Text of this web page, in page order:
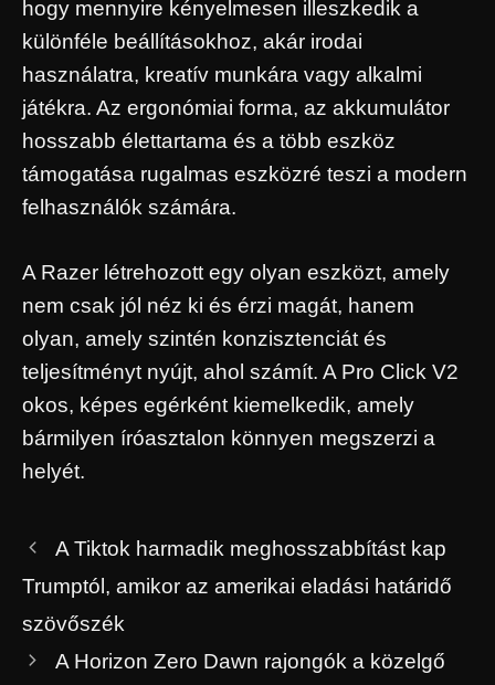
hogy mennyire kényelmesen illeszkedik a
különféle beállításokhoz, akár irodai
használatra, kreatív munkára vagy alkalmi
játékra. Az ergonómiai forma, az akkumulátor
hosszabb élettartama és a több eszköz
támogatása rugalmas eszközré teszi a modern
felhasználók számára.
A Razer létrehozott egy olyan eszközt, amely
nem csak jól néz ki és érzi magát, hanem
olyan, amely szintén konzisztenciát és
teljesítményt nyújt, ahol számít. A Pro Click V2
okos, képes egérként kiemelkedik, amely
bármilyen íróasztalon könnyen megszerzi a
helyét.
A Tiktok harmadik meghosszabbítást kap
Trumptól, amikor az amerikai eladási határidő
szövőszék
A Horizon Zero Dawn rajongók a közelgő